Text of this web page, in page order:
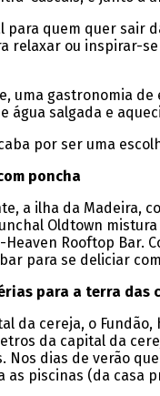
para quem quer
relaxar ou inspirar-
uma gastronomia
água salgada e
por ser uma
poncha
a ilha da Madeira,
Oldtown
Rooftop Bar.
para se deliciar
para a terra das
da cereja, o
da capital da
Nos dias de verão
as piscinas (da